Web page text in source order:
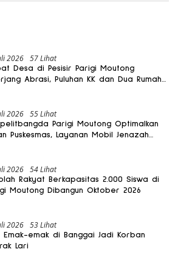
2026 57 Lihat
Desa di Pesisir Parigi Moutong
Abrasi, Puluhan KK dan Dua Rumah
2026 55 Lihat
Parigi Moutong Optimalkan
Puskesmas, Layanan Mobil Jenazah
2026 54 Lihat
Rakyat Berkapasitas 2.000 Siswa di
Moutong Dibangun Oktober 2026
2026 53 Lihat
Emak-emak di Banggai Jadi Korban
Lari